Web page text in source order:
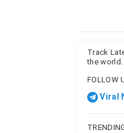
Track
the world.
FOLLOW
Viral